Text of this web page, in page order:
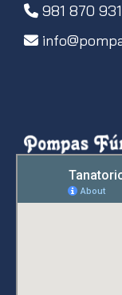
981 870 931
info